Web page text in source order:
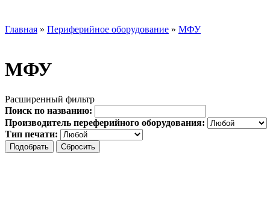
Главная » Периферийное оборудование » МФУ
МФУ
Расширенный фильтр
Поиск по названию:
Производитель переферийного оборудования:
Тип печати: